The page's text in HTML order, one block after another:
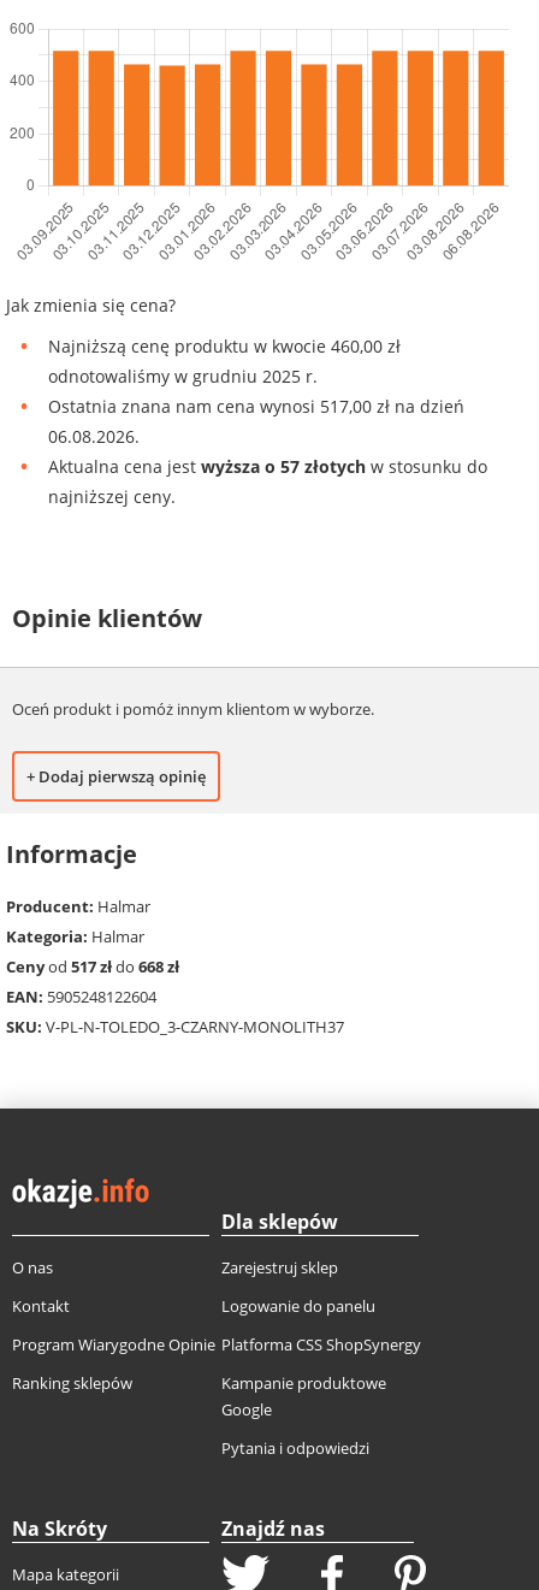
Jak zmienia się cena?
Najniższą cenę produktu w kwocie 460,00 zł
odnotowaliśmy w grudniu 2025 r.
Ostatnia znana nam cena wynosi 517,00 zł na dzień
06.08.2026.
Aktualna cena jest wyższa o 57 złotych w stosunku do
najniższej ceny.
Opinie klientów
Oceń produkt i pomóż innym klientom w wyborze.
+ Dodaj pierwszą opinię
Informacje
Producent: Halmar
Kategoria: Halmar
Cenyod 517 złdo 668 zł
EAN: 5905248122604
SKU: V-PL-N-TOLEDO_3-CZARNY-MONOLITH37
O nas
Kontakt
Program Wiarygodne Opinie
Ranking sklepów
Dla sklepów
Zarejestruj sklep
Logowanie do panelu
Platforma CSS ShopSynergy
Kampanie produktowe
Google
Pytania i odpowiedzi
Na Skróty
Mapa kategorii
Znajdź nas